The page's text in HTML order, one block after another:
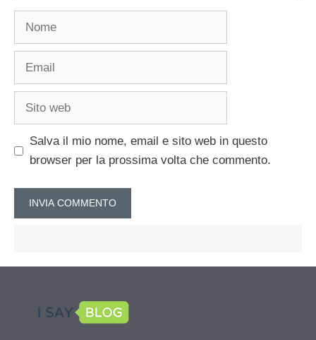
Nome
Email
Sito
Salva il mio nome, email e sito web in questo
browser per la prossima volta che commento.